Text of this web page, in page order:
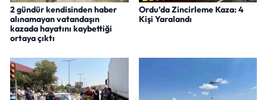
2 gündür kendisinden haber
alınamayan vatandaşın
kazada hayatını kaybettiği
ortaya çıktı
Ordu’da Zincirleme Kaza: 4
Kişi Yaralandı